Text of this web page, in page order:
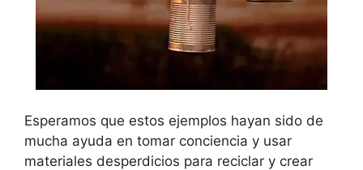
Esperamos que estos ejemplos hayan sido de
mucha ayuda en tomar conciencia y usar
materiales desperdicios para reciclar y crear